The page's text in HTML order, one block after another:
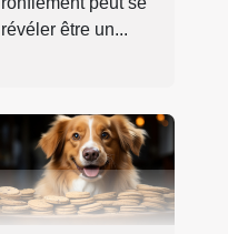
révéler être un...